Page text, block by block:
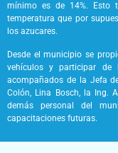
mínimo es de 14%. Esto
temperatura que por
los azucares.
Desde el municipio se
vehículos y participar de
acompañados de la Jefa
Colón, Lina Bosch, la Ing.
demás personal del
capacitaciones futuras.